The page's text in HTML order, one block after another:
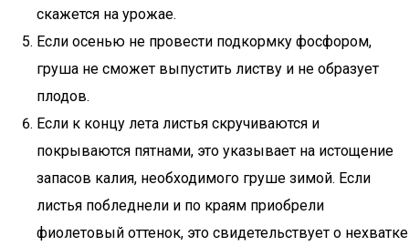
скажется на урожае.
Если осенью не провести подкормку фосфором,
груша не сможет выпустить листву и не образует
плодов.
Если к концу лета листья скручиваются и
покрываются пятнами, это указывает на истощение
запасов калия, необходимого груше зимой. Если
листья побледнели и по краям приобрели
фиолетовый оттенок, это свидетельствует о нехватке